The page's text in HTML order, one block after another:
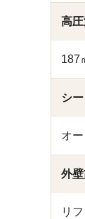
高
187
シ
オ
外
リ